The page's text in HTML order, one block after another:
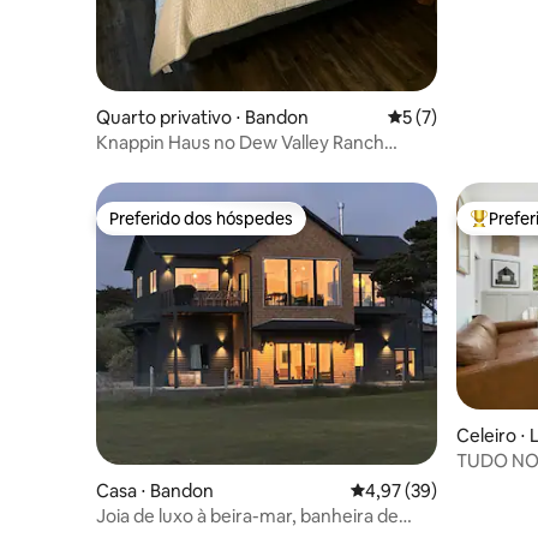
Quarto privativo ⋅ Bandon 5 de uma
5 (7)
Knappin Haus no Dew Valley Ranch
Preferido dos hóspedes
Preferido dos hóspedes
Casa ⋅ Bandon 4,97 de uma avaliação
4,97 (39)
Joia de luxo à beira-mar, banheira de
Entre os
Celeiro ⋅
TUDO